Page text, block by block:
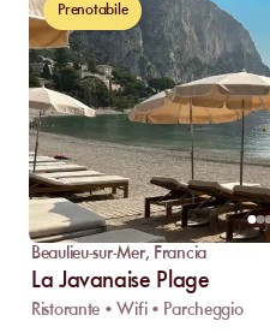
Prenotabile
Beaulieu-sur-Mer, Francia
La Javanaise Plage
Ristorante • Wifi • Parcheggio